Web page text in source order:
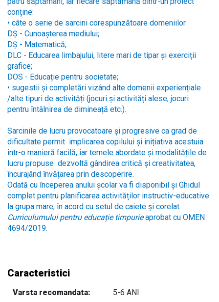
conține:
• câte o serie de sarcini corespunzătoare domeniilor
DȘ - Cunoașterea mediului;
DȘ - Matematică;
DLC - Educarea limbajului, litere mari de tipar și exerciții
grafice;
DOS - Educație pentru societate;
• sugestii și completări vizând alte domenii experiențiale
/alte tipuri de activități (jocuri și activități alese, jocuri
pentru întâlnirea de dimineață etc.).
Sarcinile de lucru provocatoare și progresive ca grad de
dificultate permit implicarea copilului și inițiativa acestuia
într-o manieră facilă, iar temele abordate și modalitățile de
lucru propuse dezvoltă gândirea critică și creativitatea,
încurajând învățarea prin descoperire.
Odată cu începerea anului școlar va fi disponibil și Ghidul
complet pentru planificarea activităților instructiv-educative
la grupa mare, în acord cu setul de caiete și corelat
Curriculumului pentru educație timpurieaprobat cu OMEN
4694/2019.
Caracteristici
Varsta recomandata: 5-6 ANI